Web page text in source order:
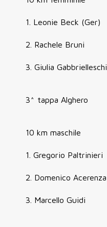
1. Leonie Beck (Ger)
2. Rachele Bruni
3. Giulia Gabbrielleschi
3^ tappa Alghero
10 km maschile
1. Gregorio Paltrinieri
2. Domenico Acerenza
3. Marcello Guidi